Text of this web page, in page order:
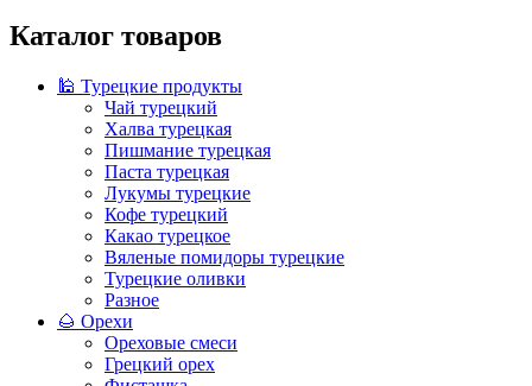
Каталог товаров
🕌 Турецкие продукты
Чай турецкий
Халва турецкая
Пишмание турецкая
Паста турецкая
Лукумы турецкие
Кофе турецкий
Какао турецкое
Вяленые помидоры турецкие
Турецкие оливки
Разное
🌰 Орехи
Ореховые смеси
Грецкий орех